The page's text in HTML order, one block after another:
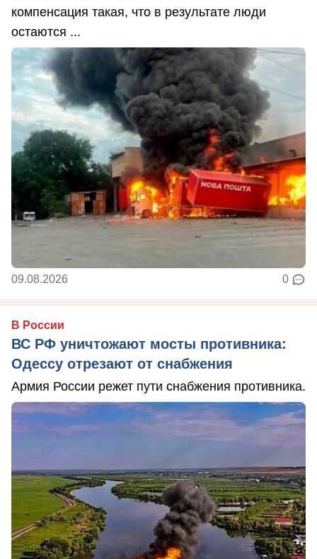
компенсация такая, что в результате люди
остаются ...
09.08.2026 0
В России
ВС РФ уничтожают мосты противника:
Одессу отрезают от снабжения
Армия России режет пути снабжения противника.